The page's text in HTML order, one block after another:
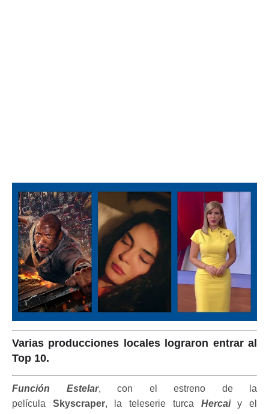
Varias producciones locales lograron entrar al
Top 10.
Función Estelar, con el estreno de la
película Skyscraper, la teleserie turca Hercaiy el